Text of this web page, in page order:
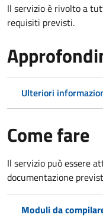
Il servizio è rivolto a
requisiti previsti.
Ulteriori
Come fare
Il servizio può essere
documentazione
Moduli da